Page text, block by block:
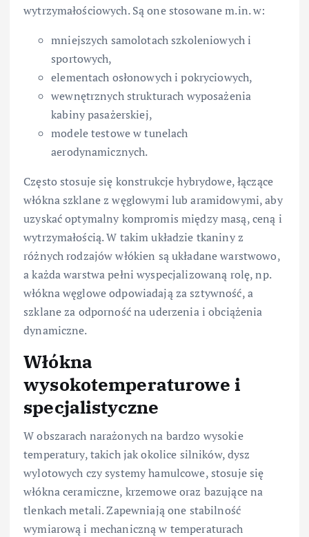
wytrzymałościowych. Są one stosowane m.in. w:
mniejszych samolotach szkoleniowych i
sportowych,
elementach osłonowych i pokryciowych,
wewnętrznych strukturach wyposażenia
kabiny pasażerskiej,
modele testowe w tunelach
aerodynamicznych.
Często stosuje się konstrukcje hybrydowe, łączące
włókna szklane z węglowymi lub aramidowymi, aby
uzyskać optymalny kompromis między masą, ceną i
wytrzymałością. W takim układzie tkaniny z
różnych rodzajów włókien są układane warstwowo,
a każda warstwa pełni wyspecjalizowaną rolę, np.
włókna węglowe odpowiadają za sztywność, a
szklane za odporność na uderzenia i obciążenia
dynamiczne.
Włókna
wysokotemperaturowe i
specjalistyczne
W obszarach narażonych na bardzo wysokie
temperatury, takich jak okolice silników, dysz
wylotowych czy systemy hamulcowe, stosuje się
włókna ceramiczne, krzemowe oraz bazujące na
tlenkach metali. Zapewniają one stabilność
wymiarową i mechaniczną w temperaturach